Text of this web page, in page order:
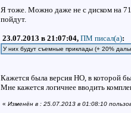
Я тоже. Можно даже не с диском на
пойдут.
23.07.2013 в 21:07:04, ПМ писал(a):
У них будут съемные приклады (+ 20%
Кажется была версия НО, в которой
Мне кажется логичнее вводить
« Изменён в : 25.07.2013 в 01:08:10